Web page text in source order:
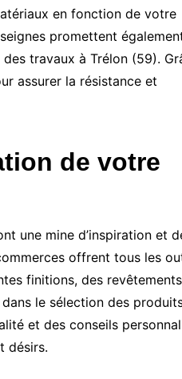
en fonction de votre
promettent
travaux à Trélon (59).
assurer la résistance et
de votre
une mine d’inspiration et
offrent tous les
finitions, des
le sélection des
et des conseils
désirs.